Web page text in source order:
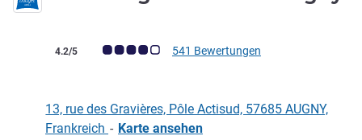
Note Kundenmeinungen (Bewertung ALL)
4.2/5 541 Bewertungen
13, rue des Gravières, Pôle Actisud, 57685 AUGNY,
Frankreich - Karte ansehen